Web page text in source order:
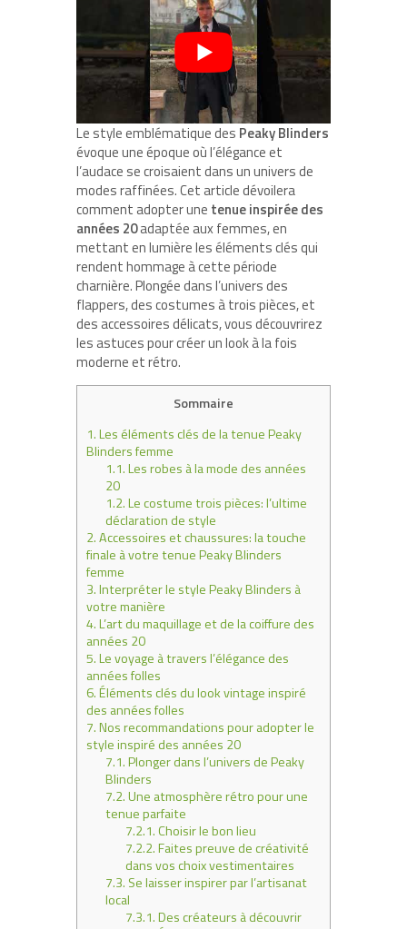
Le style emblématique des Peaky Blinders
évoque une époque où l’élégance et
l’audace se croisaient dans un univers de
modes raffinées. Cet article dévoilera
comment adopter une tenue inspirée des
années 20adaptée aux femmes, en
mettant en lumière les éléments clés qui
rendent hommage à cette période
charnière. Plongée dans l’univers des
flappers, des costumes à trois pièces, et
des accessoires délicats, vous découvrirez
les astuces pour créer un look à la fois
moderne et rétro.
Sommaire
1.Les éléments clés de la tenue Peaky
Blinders femme
1.1.Les robes à la mode des années
20
1.2.Le costume trois pièces: l’ultime
déclaration de style
2.Accessoires et chaussures: la touche
finale à votre tenue Peaky Blinders
femme
3.Interpréter le style Peaky Blinders à
votre manière
4.L’art du maquillage et de la coiffure des
années 20
5.Le voyage à travers l’élégance des
années folles
6.Éléments clés du look vintage inspiré
des années folles
7.Nos recommandations pour adopter le
style inspiré des années 20
7.1.Plonger dans l’univers de Peaky
Blinders
7.2.Une atmosphère rétro pour une
tenue parfaite
7.2.1.Choisir le bon lieu
7.2.2.Faites preuve de créativité
dans vos choix vestimentaires
7.3. Se laisser inspirer par l’artisanat
local
7.3.1.Des créateurs à découvrir